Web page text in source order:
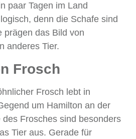
paar Tagen im Land
denn die Schafe sind
prägen das Bild von
anderes Tier.
Frosch
Frosch lebt in
um Hamilton an der
Frosches sind besonders
Tier aus. Gerade für